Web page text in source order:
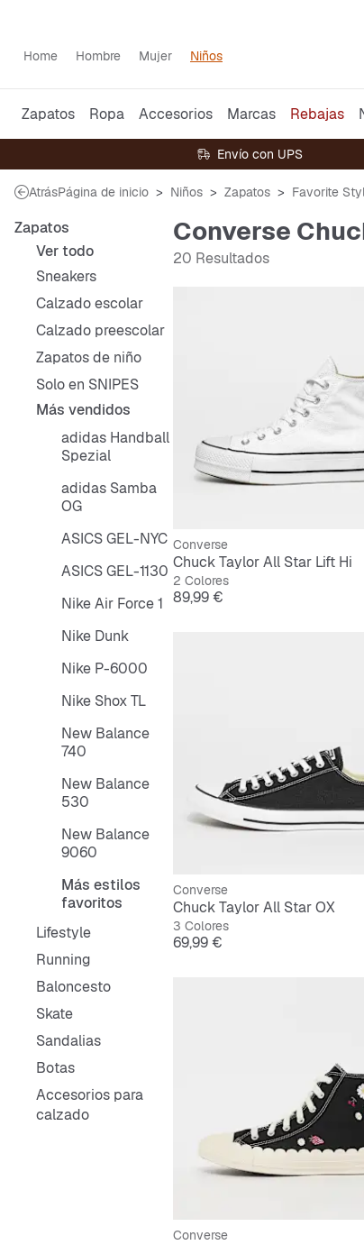
Home Hombre Mujer Niños
Zapatos Ropa Accesorios Marcas Rebajas
Envío con UPS
AtrásPágina de inicio Niños Zapatos Favorite
Zapatos
Ver todo
Sneakers
Calzado escolar
Calzado preescolar
Zapatos de niño
Solo en SNIPES
Más vendidos
adidas Handball
Spezial
adidas Samba
OG
ASICS GEL-NYC
ASICS GEL-1130
Nike Air Force 1
Nike Dunk
Nike P-6000
Nike Shox TL
New Balance
740
New Balance
530
New Balance
9060
Más estilos
favoritos
Lifestyle
Running
Baloncesto
Skate
Sandalias
Botas
Accesorios para
calzado
Converse
20 Resultados
Converse
Chuck Taylor All Star Lift Hi
2 Colores
Precio
89,99 €
Converse
Chuck Taylor All Star OX
3 Colores
Precio
69,99 €
Converse